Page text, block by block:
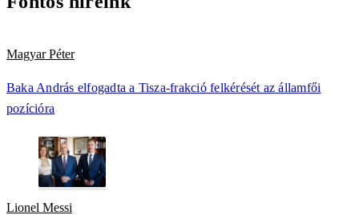
Magyar Péter
Baka András elfogadta a Tisza-frakció felkérését az államfői
pozícióra
Lionel Messi